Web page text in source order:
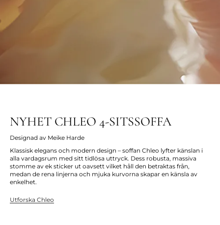
NYHET CHLEO 4-SITSSOFFA
Designad av Meike Harde
Klassisk elegans och modern design – soffan Chleo lyfter känslan i
alla vardagsrum med sitt tidlösa uttryck. Dess robusta, massiva
stomme av ek sticker ut oavsett vilket håll den betraktas från,
medan de rena linjerna och mjuka kurvorna skapar en känsla av
enkelhet.
Utforska Chleo